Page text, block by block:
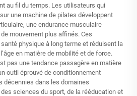
au fil du temps. Les utilisateurs qui
une machine de pilates développent
une endurance musculaire
mouvement plus affinés. Ces
physique à long terme et réduisent la
en matière de mobilité et de force.
pas une tendance passagère en matière
outil éprouvé de conditionnement
décennies dans les domaines
des sciences du sport, de la rééducation et